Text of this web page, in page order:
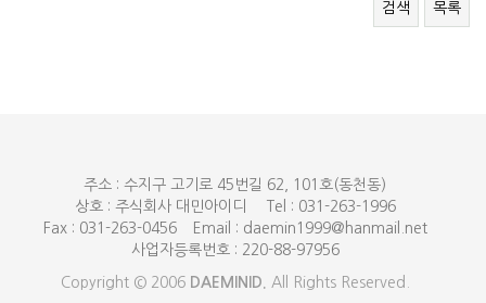
검색 목록
주소 : 수지구 고기로 45번길 62, 101호(동천동)
상호 : 주식회사 대민아이디
Tel : 031-263-1996
Fax : 031-263-0456
Email : daemin1999@hanmail.net
사업자등록번호 : 220-88-97956
Copyright © 2006 DAEMINID. All Rights Reserved.